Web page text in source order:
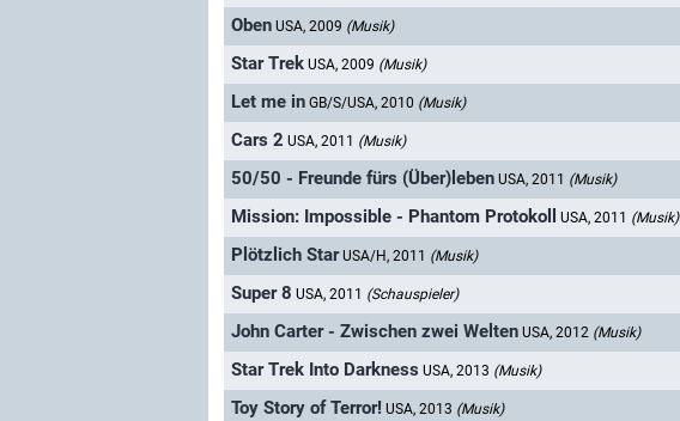
Oben USA, 2009 (Musik)
Star Trek USA, 2009 (Musik)
Let me in GB/S/USA, 2010 (Musik)
Cars 2 USA, 2011 (Musik)
50/50 - Freunde fürs (Über)leben USA, 2011 (Musik)
Mission: Impossible - Phantom Protokoll USA, 2011 (Musik)
Plötzlich Star USA/H, 2011 (Musik)
Super 8 USA, 2011 (Schauspieler)
John Carter - Zwischen zwei Welten USA, 2012 (Musik)
Star Trek Into Darkness USA, 2013 (Musik)
Toy Story of Terror! USA, 2013 (Musik)